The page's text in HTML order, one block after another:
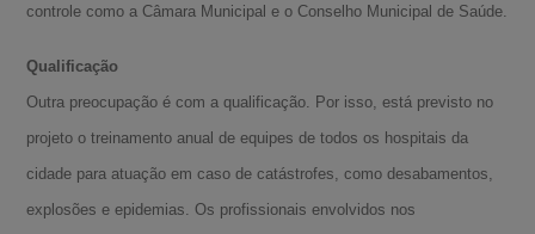
controle como a Câmara Municipal e o Conselho Municipal de Saúde.
Qualificação
Outra preocupação é com a qualificação. Por isso, está previsto no
projeto o treinamento anual de equipes de todos os hospitais da
cidade para atuação em caso de catástrofes, como desabamentos,
explosões e epidemias. Os profissionais envolvidos nos